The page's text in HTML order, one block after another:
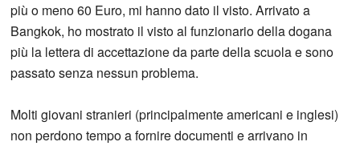
più o meno 60 Euro, mi hanno dato il visto. Arrivato a
Bangkok, ho mostrato il visto al funzionario della dogana
più la lettera di accettazione da parte della scuola e sono
passato senza nessun problema.
Molti giovani stranieri (principalmente americani e inglesi)
non perdono tempo a fornire documenti e arrivano in